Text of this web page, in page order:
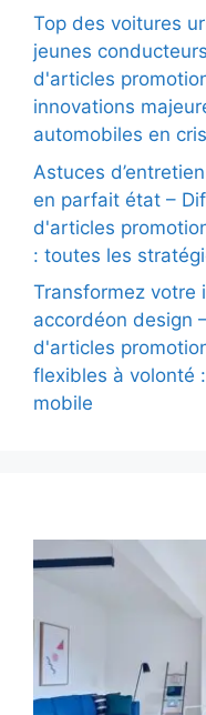
Top des voitures
jeunes
d'articles
innovations
automobiles en
Astuces
en parfait état –
d'articles
: toutes les
Transformez votre
accordéon design
d'articles
flexibles à volonté
mobile